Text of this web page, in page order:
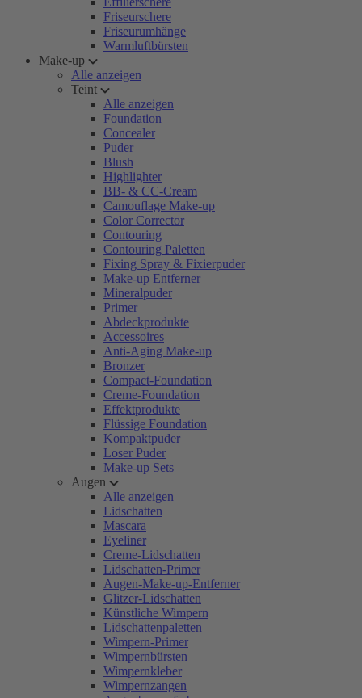
Friseurschere
Friseurumhänge
Warmluftbürsten
Make-up
Alle anzeigen
Teint
Alle anzeigen
Foundation
Concealer
Puder
Blush
Highlighter
BB- & CC-Cream
Camouflage Make-up
Color Corrector
Contouring
Contouring Paletten
Fixing Spray & Fixierpuder
Make-up Entferner
Mineralpuder
Primer
Abdeckprodukte
Accessoires
Anti-Aging Make-up
Bronzer
Compact-Foundation
Creme-Foundation
Effektprodukte
Flüssige Foundation
Kompaktpuder
Loser Puder
Make-up Sets
Augen
Alle anzeigen
Lidschatten
Mascara
Eyeliner
Creme-Lidschatten
Lidschatten-Primer
Augen-Make-up-Entferner
Glitzer-Lidschatten
Künstliche Wimpern
Lidschattenpaletten
Wimpern-Primer
Wimpernbürsten
Wimpernkleber
Wimpernzangen